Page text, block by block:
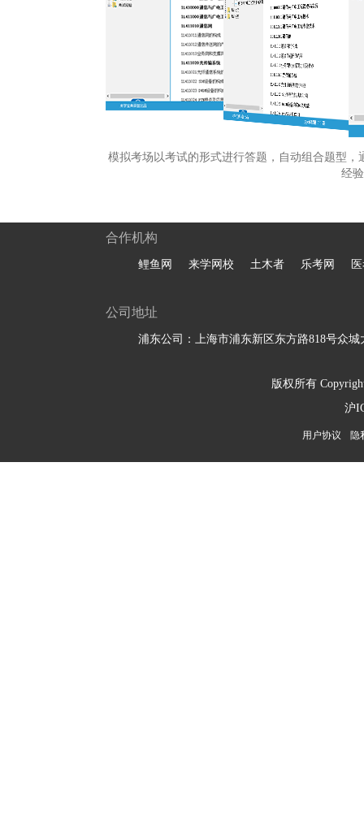
模拟考场以考试的形式进行答题，自动组合题型
经
合作机构
鲤鱼网 来学网校 土木者 乐考网
公司地址
浦东公司：上海市浦东新区东方路818号众城
版权所有
沪
用户协议 隐